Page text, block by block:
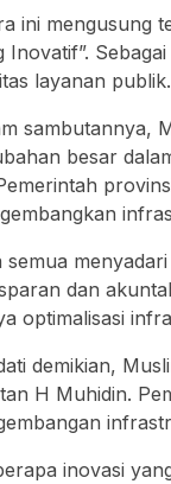
ini mengusung
Inovatif”.
layanan publik.
sambutannya,
besar
semua
dan
optimalisasi
demikian,
H Muhidin.
inovasi